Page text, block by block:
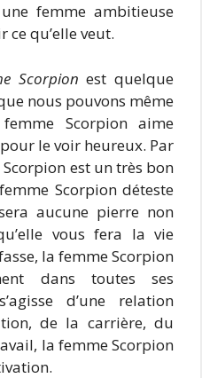
une femme ambitieuse
qu’elle veut.
Scorpion est quelque
nous pouvons même
Scorpion aime
le voir heureux. Par
est un très bon
Scorpion déteste
aucune pierre non
vous fera la vie
la femme Scorpion
dans toutes ses
d’une relation
de la carrière, du
la femme Scorpion